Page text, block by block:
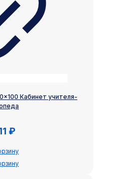
Кабинет учителя-
₽